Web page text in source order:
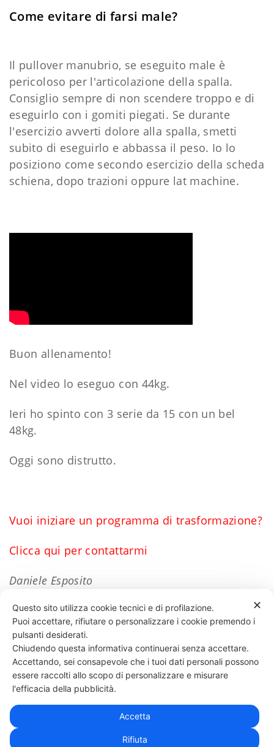
Come evitare di farsi male?
Il pullover manubrio, se eseguito male è
pericoloso per l'articolazione della spalla.
Consiglio sempre di non scendere troppo e di
eseguirlo con i gomiti piegati. Se durante
l'esercizio avverti dolore alla spalla, smetti
subito di eseguirlo e abbassa il peso. Io lo
posiziono come secondo esercizio della scheda
schiena, dopo trazioni oppure lat machine.
Buon allenamento!
Nel video lo eseguo con 44kg.
Ieri ho spinto con 3 serie da 15 con un bel
48kg.
Oggi sono distrutto.
Vuoi iniziare un programma di trasformazione?
Clicca qui per contattarmi
Daniele Esposito
64 LIKES
331 818 4777DANIELE ESPOSITO
✕
Questo sito utilizza cookie tecnici e di profilazione.
Puoi accettare, rifiutare o personalizzare i cookie premendo i
pulsanti desiderati.
Chiudendo questa informativa continuerai senza accettare.
Accettando, sei consapevole che i tuoi dati personali possono
essere raccolti allo scopo di personalizzare e misurare
l'efficacia della pubblicità.
Accetta
Rifiuta